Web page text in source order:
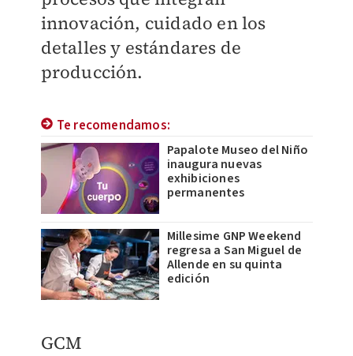
innovación, cuidado en los
detalles y estándares de
producción.
Te recomendamos:
Papalote Museo del Niño
inaugura nuevas
exhibiciones
permanentes
Millesime GNP Weekend
regresa a San Miguel de
Allende en su quinta
edición
GCM